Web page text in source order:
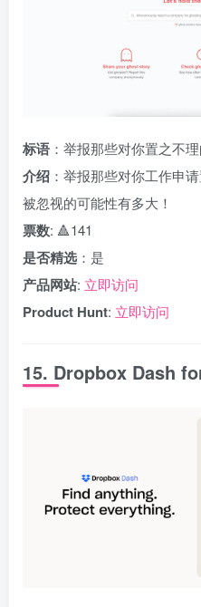
标语 ：举报那些对你置之不
介绍 ：举报那些对你工作申
被忽视的可能性有多大！
票数: 🔺141
是否精选 ：是
产品网站: 立即访问
Product Hunt: 立即访问
15. Dropbox Dash